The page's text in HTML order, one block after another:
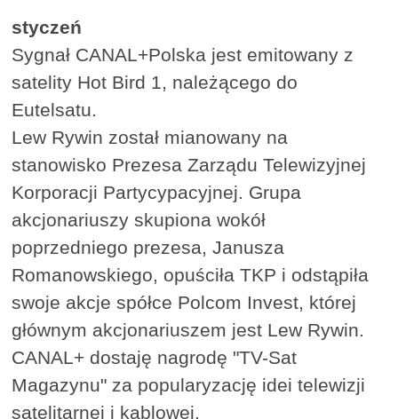
styczeń
Sygnał CANAL+Polska jest emitowany z
satelity Hot Bird 1, należącego do
Eutelsatu.
Lew Rywin został mianowany na
stanowisko Prezesa Zarządu Telewizyjnej
Korporacji Partycypacyjnej. Grupa
akcjonariuszy skupiona wokół
poprzedniego prezesa, Janusza
Romanowskiego, opuściła TKP i odstąpiła
swoje akcje spółce Polcom Invest, której
głównym akcjonariuszem jest Lew Rywin.
CANAL+ dostaję nagrodę "TV-Sat
Magazynu" za popularyzację idei telewizji
satelitarnej i kablowej.